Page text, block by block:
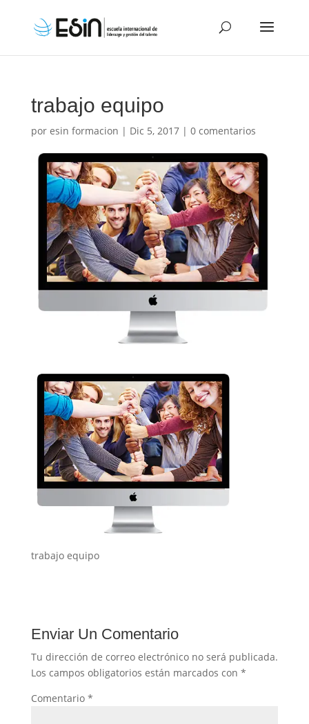
trabajo equipo
por esin formacion | Dic 5, 2017| 0 comentarios
trabajo equipo
Enviar Un Comentario
Tu dirección de correo electrónico no será publicada.
Los campos obligatorios están marcados con *
Comentario *